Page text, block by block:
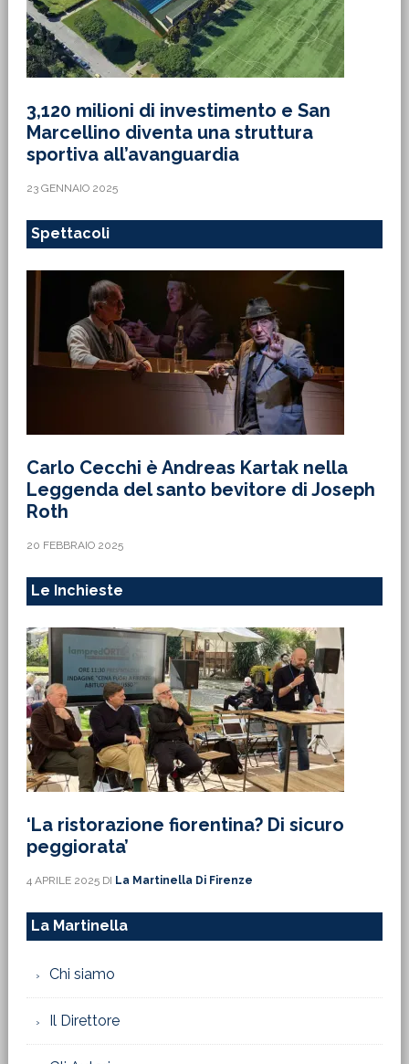
3,120 milioni di investimento e San
Marcellino diventa una struttura
sportiva all’avanguardia
23 GENNAIO 2025
Spettacoli
Carlo Cecchi è Andreas Kartak nella
Leggenda del santo bevitore di Joseph
Roth
20 FEBBRAIO 2025
Le Inchieste
‘La ristorazione fiorentina? Di sicuro
peggiorata’
4 APRILE 2025DI La Martinella Di Firenze
La Martinella
Chi siamo
Il Direttore